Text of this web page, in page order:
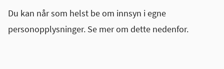
Du kan når som helst be om innsyn i egne
personopplysninger. Se mer om dette nedenfor.